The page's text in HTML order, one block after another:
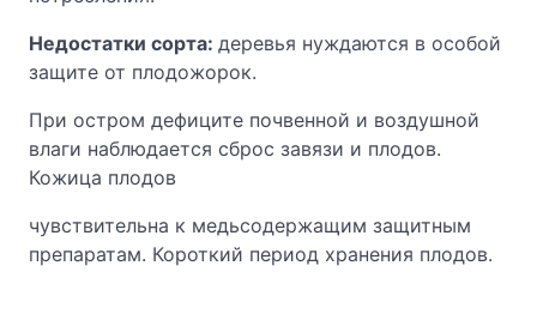
Недостатки сорта: деревья нуждаются в особой
защите от плодожорок.
При остром дефиците почвенной и воздушной
влаги наблюдается сброс завязи и плодов.
Кожица плодов
чувствительна к медьсодержащим защитным
препаратам. Короткий период хранения плодов.